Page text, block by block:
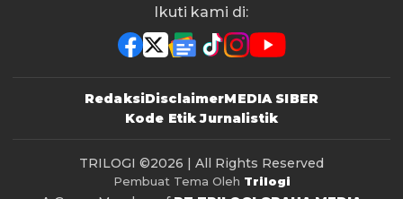
Ikuti kami di:
RedaksiDisclaimerMEDIA SIBER
Kode Etik Jurnalistik
TRILOGI ©2026 | All Rights Reserved
Pembuat Tema Oleh Trilogi